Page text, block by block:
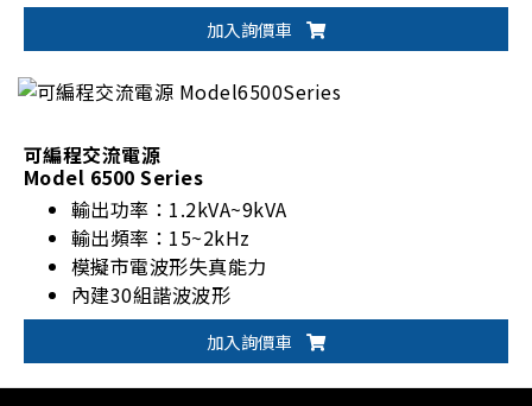
加入詢價車
可編程交流電源
Model 6500 Series
輸出功率：1.2kVA~9kVA
輸出頻率：15~2kHz
模擬市電波形失真能力
內建30組諧波波形
加入詢價車